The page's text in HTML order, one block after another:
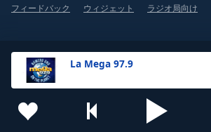
La Mega 97.9
フィードバック ウィジェット ラジオ局向け